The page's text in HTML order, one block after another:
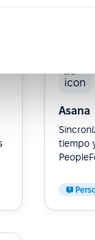
Asana
tiempo